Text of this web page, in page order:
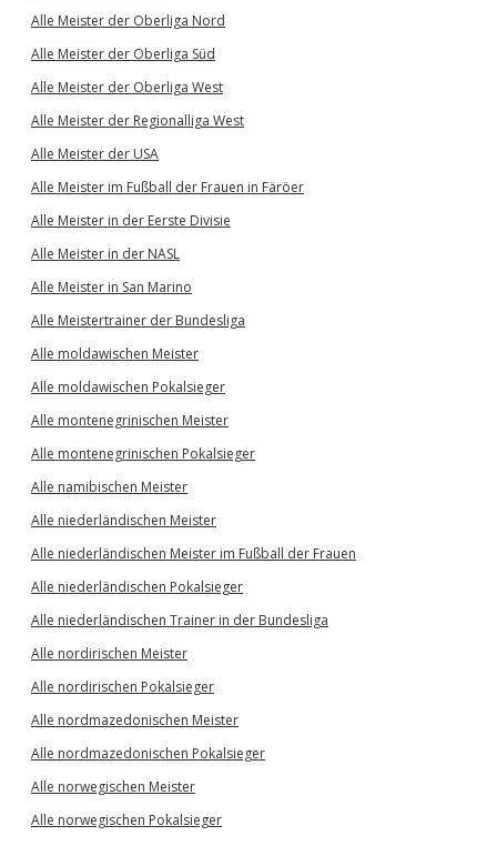
Alle Meister der Oberliga Nord
Alle Meister der Oberliga Süd
Alle Meister der Oberliga West
Alle Meister der Regionalliga West
Alle Meister der USA
Alle Meister im Fußball der Frauen in Färöer
Alle Meister in der Eerste Divisie
Alle Meister in der NASL
Alle Meister in San Marino
Alle Meistertrainer der Bundesliga
Alle moldawischen Meister
Alle moldawischen Pokalsieger
Alle montenegrinischen Meister
Alle montenegrinischen Pokalsieger
Alle namibischen Meister
Alle niederländischen Meister
Alle niederländischen Meister im Fußball der Frauen
Alle niederländischen Pokalsieger
Alle niederländischen Trainer in der Bundesliga
Alle nordirischen Meister
Alle nordirischen Pokalsieger
Alle nordmazedonischen Meister
Alle nordmazedonischen Pokalsieger
Alle norwegischen Meister
Alle norwegischen Pokalsieger